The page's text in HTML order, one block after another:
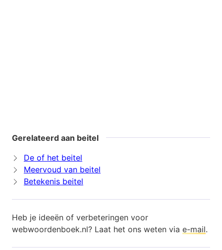
Gerelateerd aan beitel
De of het beitel
Meervoud van beitel
Betekenis beitel
Heb je ideeën of verbeteringen voor
webwoordenboek.nl? Laat het ons weten via e-mail.